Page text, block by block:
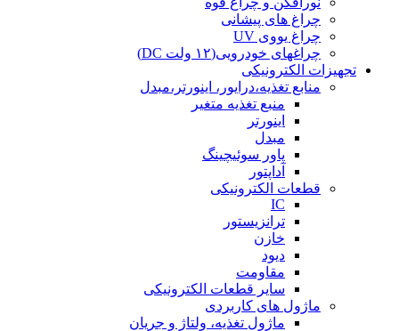
چراغ های پیشانی
چراغ یووی UV
چراغهای خودرویی(۱۲ ولت DC)
تجهیزات الکترونیکی
منابع تغذیه،درایور، اینورتر،مبدل
منبع تغذیه متغیر
اینورتر
مبدل
پاور سوئیچینگ
آداپتور
قطعات الکترونیکی
IC
ترانزیستور
خازن
دیود
مقاومت
سایر قطعات الکترونیکی
ماژول های کاربردی
ماژول تغذیه، ولتاژ و جریان